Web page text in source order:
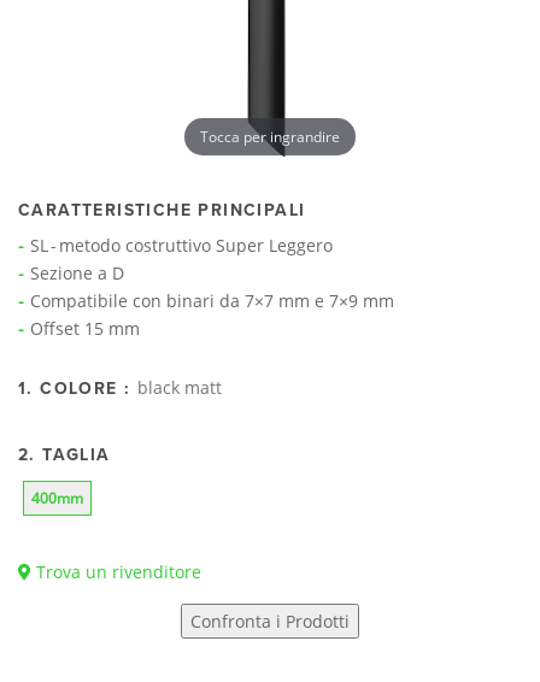
Tocca per ingrandire
CARATTERISTICHE PRINCIPALI
SL - metodo costruttivo Super Leggero
Sezione a D
Compatibile con binari da 7×7 mm e 7×9 mm
Offset 15 mm
1. COLORE : black matt
2. TAGLIA
400mm
Trova un rivenditore
Confronta i Prodotti